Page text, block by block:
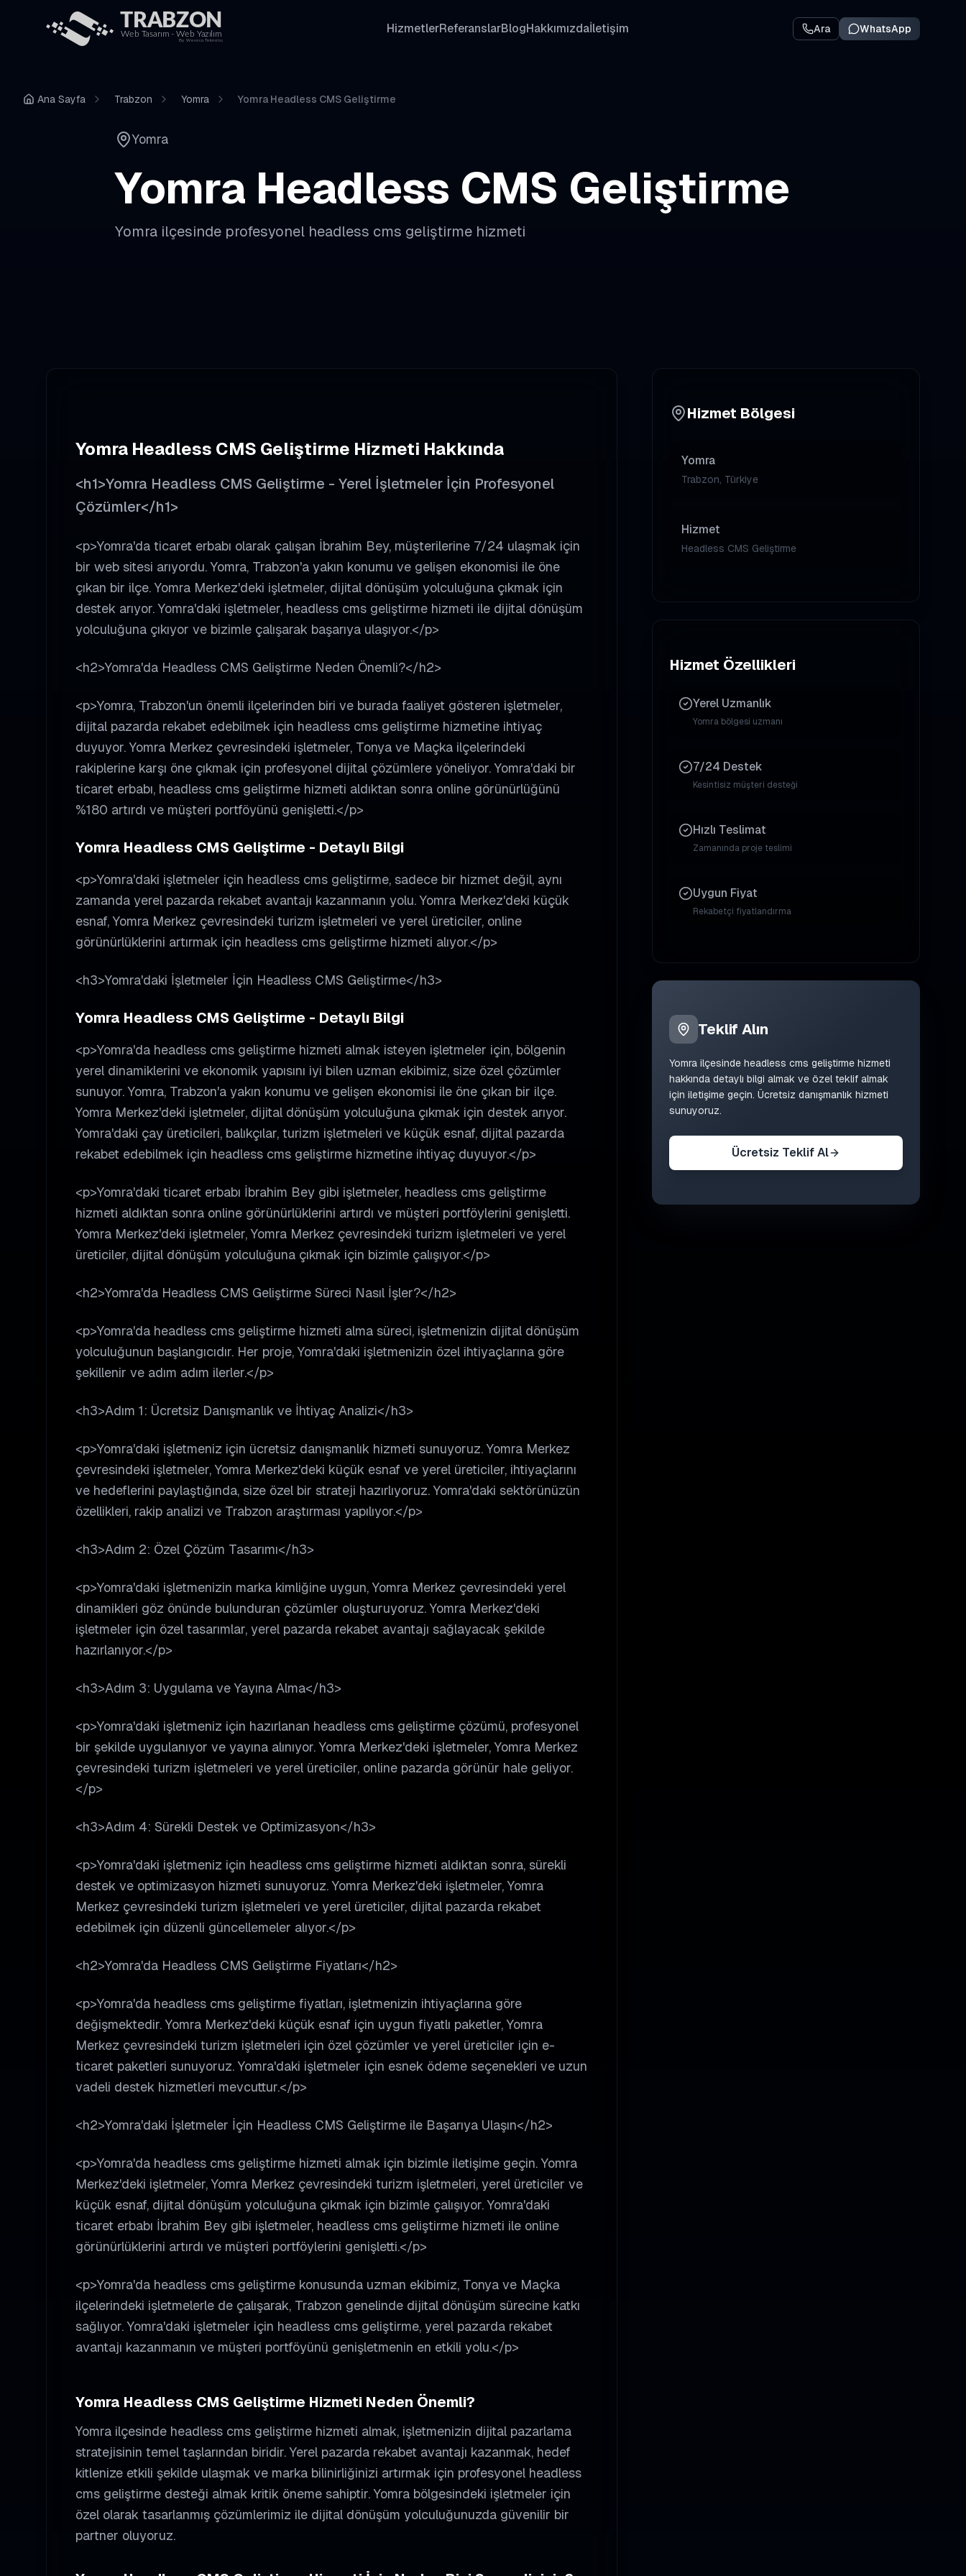
HizmetlerReferanslarBlogHakkımızdaİletişim Ara WhatsApp
Ana Sayfa Trabzon Yomra Yomra Headless CMS Geliştirme
Yomra
Yomra Headless CMS Geliştirme
Yomra ilçesinde profesyonel headless cms geliştirme hizmeti
Yomra Headless CMS Geliştirme Hizmeti Hakkında
<h1>Yomra Headless CMS Geliştirme - Yerel İşletmeler İçin Profesyonel
Çözümler</h1>
<p>Yomra'da ticaret erbabı olarak çalışan İbrahim Bey, müşterilerine 7/24 ulaşmak için
bir web sitesi arıyordu. Yomra, Trabzon'a yakın konumu ve gelişen ekonomisi ile öne
çıkan bir ilçe. Yomra Merkez'deki işletmeler, dijital dönüşüm yolculuğuna çıkmak için
destek arıyor. Yomra'daki işletmeler, headless cms geliştirme hizmeti ile dijital dönüşüm
yolculuğuna çıkıyor ve bizimle çalışarak başarıya ulaşıyor.</p>
<h2>Yomra'da Headless CMS Geliştirme Neden Önemli?</h2>
<p>Yomra, Trabzon'un önemli ilçelerinden biri ve burada faaliyet gösteren işletmeler,
dijital pazarda rekabet edebilmek için headless cms geliştirme hizmetine ihtiyaç
duyuyor. Yomra Merkez çevresindeki işletmeler, Tonya ve Maçka ilçelerindeki
rakiplerine karşı öne çıkmak için profesyonel dijital çözümlere yöneliyor. Yomra'daki bir
ticaret erbabı, headless cms geliştirme hizmeti aldıktan sonra online görünürlüğünü
%180 artırdı ve müşteri portföyünü genişletti.</p>
Yomra Headless CMS Geliştirme - Detaylı Bilgi
<p>Yomra'daki işletmeler için headless cms geliştirme, sadece bir hizmet değil, aynı
zamanda yerel pazarda rekabet avantajı kazanmanın yolu. Yomra Merkez'deki küçük
esnaf, Yomra Merkez çevresindeki turizm işletmeleri ve yerel üreticiler, online
görünürlüklerini artırmak için headless cms geliştirme hizmeti alıyor.</p>
<h3>Yomra'daki İşletmeler İçin Headless CMS Geliştirme</h3>
Yomra Headless CMS Geliştirme - Detaylı Bilgi
<p>Yomra'da headless cms geliştirme hizmeti almak isteyen işletmeler için, bölgenin
yerel dinamiklerini ve ekonomik yapısını iyi bilen uzman ekibimiz, size özel çözümler
sunuyor. Yomra, Trabzon'a yakın konumu ve gelişen ekonomisi ile öne çıkan bir ilçe.
Yomra Merkez'deki işletmeler, dijital dönüşüm yolculuğuna çıkmak için destek arıyor.
Yomra'daki çay üreticileri, balıkçılar, turizm işletmeleri ve küçük esnaf, dijital pazarda
rekabet edebilmek için headless cms geliştirme hizmetine ihtiyaç duyuyor.</p>
<p>Yomra'daki ticaret erbabı İbrahim Bey gibi işletmeler, headless cms geliştirme
hizmeti aldıktan sonra online görünürlüklerini artırdı ve müşteri portföylerini genişletti.
Yomra Merkez'deki işletmeler, Yomra Merkez çevresindeki turizm işletmeleri ve yerel
üreticiler, dijital dönüşüm yolculuğuna çıkmak için bizimle çalışıyor.</p>
<h2>Yomra'da Headless CMS Geliştirme Süreci Nasıl İşler?</h2>
<p>Yomra'da headless cms geliştirme hizmeti alma süreci, işletmenizin dijital dönüşüm
yolculuğunun başlangıcıdır. Her proje, Yomra'daki işletmenizin özel ihtiyaçlarına göre
şekillenir ve adım adım ilerler.</p>
<h3>Adım 1: Ücretsiz Danışmanlık ve İhtiyaç Analizi</h3>
<p>Yomra'daki işletmeniz için ücretsiz danışmanlık hizmeti sunuyoruz. Yomra Merkez
çevresindeki işletmeler, Yomra Merkez'deki küçük esnaf ve yerel üreticiler, ihtiyaçlarını
ve hedeflerini paylaştığında, size özel bir strateji hazırlıyoruz. Yomra'daki sektörünüzün
özellikleri, rakip analizi ve Trabzon araştırması yapılıyor.</p>
<h3>Adım 2: Özel Çözüm Tasarımı</h3>
<p>Yomra'daki işletmenizin marka kimliğine uygun, Yomra Merkez çevresindeki yerel
dinamikleri göz önünde bulunduran çözümler oluşturuyoruz. Yomra Merkez'deki
işletmeler için özel tasarımlar, yerel pazarda rekabet avantajı sağlayacak şekilde
hazırlanıyor.</p>
<h3>Adım 3: Uygulama ve Yayına Alma</h3>
<p>Yomra'daki işletmeniz için hazırlanan headless cms geliştirme çözümü, profesyonel
bir şekilde uygulanıyor ve yayına alınıyor. Yomra Merkez'deki işletmeler, Yomra Merkez
çevresindeki turizm işletmeleri ve yerel üreticiler, online pazarda görünür hale geliyor.
</p>
<h3>Adım 4: Sürekli Destek ve Optimizasyon</h3>
<p>Yomra'daki işletmeniz için headless cms geliştirme hizmeti aldıktan sonra, sürekli
destek ve optimizasyon hizmeti sunuyoruz. Yomra Merkez'deki işletmeler, Yomra
Merkez çevresindeki turizm işletmeleri ve yerel üreticiler, dijital pazarda rekabet
edebilmek için düzenli güncellemeler alıyor.</p>
<h2>Yomra'da Headless CMS Geliştirme Fiyatları</h2>
<p>Yomra'da headless cms geliştirme fiyatları, işletmenizin ihtiyaçlarına göre
değişmektedir. Yomra Merkez'deki küçük esnaf için uygun fiyatlı paketler, Yomra
Merkez çevresindeki turizm işletmeleri için özel çözümler ve yerel üreticiler için e-
ticaret paketleri sunuyoruz. Yomra'daki işletmeler için esnek ödeme seçenekleri ve uzun
vadeli destek hizmetleri mevcuttur.</p>
<h2>Yomra'daki İşletmeler İçin Headless CMS Geliştirme ile Başarıya Ulaşın</h2>
<p>Yomra'da headless cms geliştirme hizmeti almak için bizimle iletişime geçin. Yomra
Merkez'deki işletmeler, Yomra Merkez çevresindeki turizm işletmeleri, yerel üreticiler ve
küçük esnaf, dijital dönüşüm yolculuğuna çıkmak için bizimle çalışıyor. Yomra'daki
ticaret erbabı İbrahim Bey gibi işletmeler, headless cms geliştirme hizmeti ile online
görünürlüklerini artırdı ve müşteri portföylerini genişletti.</p>
<p>Yomra'da headless cms geliştirme konusunda uzman ekibimiz, Tonya ve Maçka
ilçelerindeki işletmelerle de çalışarak, Trabzon genelinde dijital dönüşüm sürecine katkı
sağlıyor. Yomra'daki işletmeler için headless cms geliştirme, yerel pazarda rekabet
avantajı kazanmanın ve müşteri portföyünü genişletmenin en etkili yolu.</p>
Yomra Headless CMS Geliştirme Hizmeti Neden Önemli?
Yomra ilçesinde headless cms geliştirme hizmeti almak, işletmenizin dijital pazarlama
stratejisinin temel taşlarından biridir. Yerel pazarda rekabet avantajı kazanmak, hedef
kitlenize etkili şekilde ulaşmak ve marka bilinirliğinizi artırmak için profesyonel headless
cms geliştirme desteği almak kritik öneme sahiptir.Yomra bölgesindeki işletmeler için
özel olarak tasarlanmış çözümlerimiz ile dijital dönüşüm yolculuğunuzda güvenilir bir
partner oluyoruz.
Hizmet Bölgesi
Yomra
Trabzon, Türkiye
Hizmet
Headless CMS Geliştirme
Hizmet Özellikleri
Yerel Uzmanlık
Yomrabölgesi uzmanı
7/24 Destek
Kesintisiz müşteri desteği
Hızlı Teslimat
Zamanında proje teslimi
Uygun Fiyat
Rekabetçi fiyatlandırma
Teklif Alın
Yomrailçesinde headless cms geliştirmehizmeti
hakkında detaylı bilgi almak ve özel teklif almak
için iletişime geçin. Ücretsiz danışmanlık hizmeti
sunuyoruz.
Ücretsiz Teklif Al